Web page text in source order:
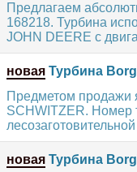
Предлагаем
168218. Турбина
JOHN DEERE с
новая Турбина
Предметом продажи
SCHWITZER. Номер
новая Турбина